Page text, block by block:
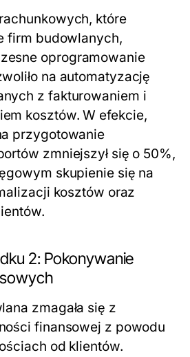
które
firm budowlanych,
oprogramowanie
na automatyzację
z fakturowaniem i
kosztów. W efekcie,
przygotowanie
zmniejszył się o 50%,
skupienie się na
kosztów oraz
2: Pokonywanie
zmagała się z
finansowej z powodu
od klientów.